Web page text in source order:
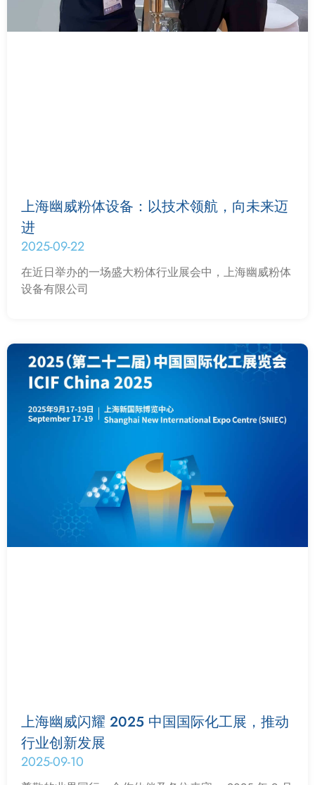
上海幽威粉体设备：以技术领航，向未来迈
进
2025-09-22
在近日举办的一场盛大粉体行业展会中，上海幽威粉体
设备有限公司
上海幽威闪耀 2025 中国国际化工展，推动
行业创新发展​
2025-09-10